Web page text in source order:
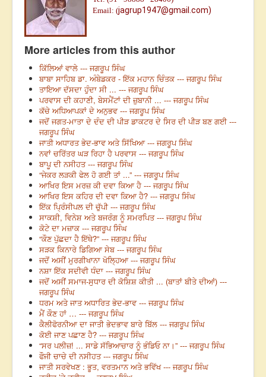
Email: (jagrup1947@gmail.com)
More articles from this author
ਕਿੱਲਿਆਂ ਵਾਲੇ --- ਜਗਰੂਪ ਸਿੰਘ
ਬਾਬਾ ਸਾਹਿਬ ਡਾ. ਅੰਬੇਡਕਰ - ਇੱਕ ਮਹਾਨ ਚਿੰਤਕ --- ਜਗਰੂਪ ਸਿੰਘ
ਤਾਇਆ ਦੱਸਦਾ ਹੁੰਦਾ ਸੀ ... --- ਜਗਰੂਪ ਸਿੰਘ
ਪਰਵਾਸ ਦੀ ਕਹਾਣੀ, ਬੇਸਮੈਂਟਾਂ ਦੀ ਜ਼ੁਬਾਨੀ ... --- ਜਗਰੂਪ ਸਿੰਘ
ਕੱਚੇ ਅਧਿਆਪਕਾਂ ਦੇ ਅਨੁਭਵ --- ਜਗਰੂਪ ਸਿੰਘ
ਜਦੋਂ ਜਗਤ-ਮਾਤਾ ਦੇ ਦੰਦ ਦੀ ਪੀੜ ਡਾਕਟਰ ਦੇ ਸਿਰ ਦੀ ਪੀੜ ਬਣ ਗਈ ---
ਜਗਰੂਪ ਸਿੰਘ
ਜਾਤੀ ਅਧਾਰਤ ਭੇਦ-ਭਾਵ ਅਤੇ ਸਿੱਖਿਆ --- ਜਗਰੂਪ ਸਿੰਘ
ਨਵਾਂ ਚਰਿੱਤਰ ਘੜ ਰਿਹਾ ਹੈ ਪਰਵਾਸ --- ਜਗਰੂਪ ਸਿੰਘ
ਬਾਪੂ ਦੀ ਨਸੀਹਤ --- ਜਗਰੂਪ ਸਿੰਘ
“ਜੇਕਰ ਲੜਕੀ ਫੇਲ ਹੋ ਗਈ ਤਾਂ ...” --- ਜਗਰੂਪ ਸਿੰਘ
ਆਖਿਰ ਇਸ ਮਰਜ਼ ਕੀ ਦਵਾ ਕਿਆ ਹੈ --- ਜਗਰੂਪ ਸਿੰਘ
ਆਖਿਰ ਇਸ ਕਹਿਰ ਦੀ ਦਵਾ ਕਿਆ ਹੈ? --- ਜਗਰੂਪ ਸਿੰਘ
ਇੱਕ ਪ੍ਰਿੰਸੀਪਲ ਦੀ ਚੁੱਪੀ --- ਜਗਰੂਪ ਸਿੰਘ
ਸਾਕਸ਼ੀ, ਵਿਨੇਸ਼ ਅਤੇ ਬਜਰੰਗ ਨੂੰ ਸਮਰਪਿਤ --- ਜਗਰੂਪ ਸਿੰਘ
ਕੋਟੇ ਦਾ ਮਜ਼ਾਕ --- ਜਗਰੂਪ ਸਿੰਘ
“ਕੌਣ ਪੁੱਛਦਾ ਹੈ ਇੱਥੇ?” --- ਜਗਰੂਪ ਸਿੰਘ
ਸੜਕ ਕਿਨਾਰੇ ਡਿਗਿਆ ਸੇਬ --- ਜਗਰੂਪ ਸਿੰਘ
ਜਦੋਂ ਅਸੀਂ ਮੁਰਗੀਖਾਨਾ ਖੋਲ੍ਹਿਆ --- ਜਗਰੂਪ ਸਿੰਘ
ਨਸ਼ਾ ਇੱਕ ਸਦੀਵੀ ਧੰਦਾ --- ਜਗਰੂਪ ਸਿੰਘ
ਜਦੋਂ ਅਸੀਂ ਸਮਾਜ-ਸੁਧਾਰ ਦੀ ਕੋਸ਼ਿਸ਼ ਕੀਤੀ ... (ਬਾਤਾਂ ਬੀਤੇ ਦੀਆਂ) ---
ਜਗਰੂਪ ਸਿੰਘ
ਧਰਮ ਅਤੇ ਜਾਤ ਅਧਾਰਿਤ ਭੇਦ-ਭਾਵ --- ਜਗਰੂਪ ਸਿੰਘ
ਮੈਂ ਕੌਣ ਹਾਂ … --- ਜਗਰੂਪ ਸਿੰਘ
ਕੈਲੀਫੋਰਨੀਆ ਦਾ ਜਾਤੀ ਭੇਦਭਾਵ ਬਾਰੇ ਬਿੱਲ --- ਜਗਰੂਪ ਸਿੰਘ
ਕੋਈ ਜਾਣ ਪਛਾਣ ਹੈ? --- ਜਗਰੂਪ ਸਿੰਘ
“ਸਰ ਪਲੀਜ਼! ... ਸਾਡੇ ਸੱਭਿਆਚਾਰ ਨੂੰ ਭੰਡਿਓ ਨਾ।” --- ਜਗਰੂਪ ਸਿੰਘ
ਫੌਜੀ ਚਾਚੇ ਦੀ ਨਸੀਹਤ --- ਜਗਰੂਪ ਸਿੰਘ
ਜਾਤੀ ਸਰਵੇਖਣ : ਭੂਤ, ਵਰਤਮਾਨ ਅਤੇ ਭਵਿੱਖ --- ਜਗਰੂਪ ਸਿੰਘ